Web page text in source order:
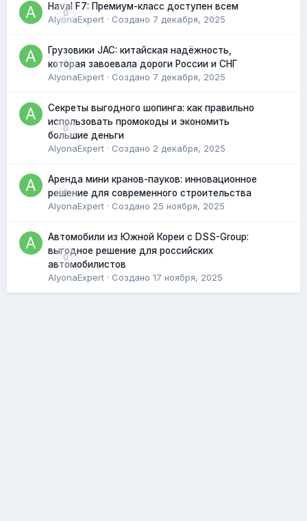
0
Haval F7: Премиум-класс доступен всем
AlyonaExpert · Создано 7 декабря, 2025
0
Грузовики JAC: китайская надёжность,
которая завоевала дороги России и СНГ
AlyonaExpert · Создано 7 декабря, 2025
0
Секреты выгодного шопинга: как правильно
использовать промокоды и экономить
большие деньги
AlyonaExpert · Создано 2 декабря, 2025
0
Аренда мини кранов-пауков: инновационное
решение для современного строительства
AlyonaExpert · Создано 25 ноября, 2025
0
Автомобили из Южной Кореи с DSS-Group:
выгодное решение для российских
автомобилистов
AlyonaExpert · Создано 17 ноября, 2025